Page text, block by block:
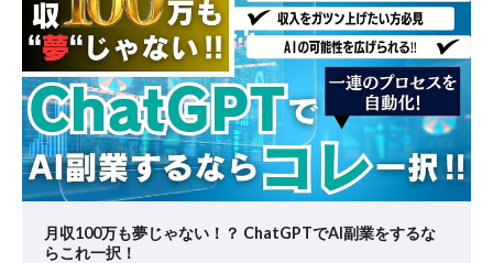
月収100万も夢じゃない！？ ChatGPTでAI副業をするな
らこれ一択！